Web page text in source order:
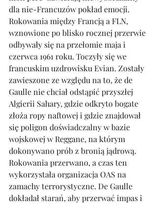
dla nie-Francuzów pokład emocji.
Rokowania między Francją a FLN,
wznowione po blisko rocznej przerwie
odbywały się na przełomie maja i
czerwca 1961 roku. Toczyły się we
francuskim uzdrowisku Evian. Zostały
zawieszone ze względu na to, że de
Gaulle nie chciał odstąpić przyszłej
Algierii Sahary, gdzie odkryto bogate
złoża ropy naftowej i gdzie znajdował
się poligon doświadczalny w bazie
wojskowej w Reggane, na którym
dokonywano prób z bronią jądrową.
Rokowania przerwano, a czas ten
wykorzystała organizacja OAS na
zamachy terrorystyczne. De Gaulle
dokładał starań, aby przerwać impas i